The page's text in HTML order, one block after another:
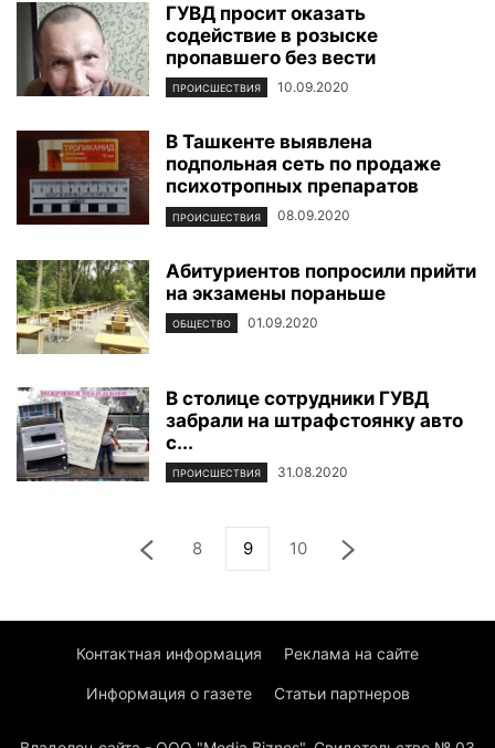
ГУВД просит оказать
содействие в розыске
пропавшего без вести
ПРОИСШЕСТВИЯ 10.09.2020
В Ташкенте выявлена
подпольная сеть по продаже
психотропных препаратов
ПРОИСШЕСТВИЯ 08.09.2020
Абитуриентов попросили прийти
на экзамены пораньше
ОБЩЕСТВО 01.09.2020
В столице сотрудники ГУВД
забрали на штрафстоянку авто
с...
ПРОИСШЕСТВИЯ 31.08.2020
8 9 10
Контактная информация Реклама на сайте
Информация о газете Статьи партнеров